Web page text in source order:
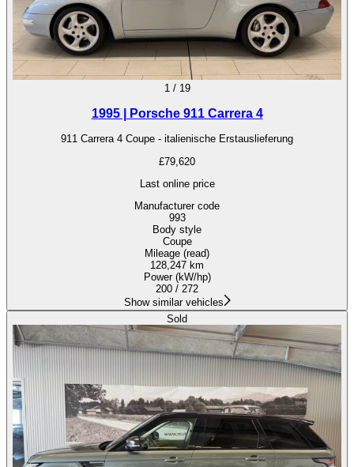
1/ 19
1995 | Porsche 911 Carrera 4
911 Carrera 4 Coupe - italienische Erstauslieferung
£79,620
Last online price
Manufacturer code
993
Body style
Coupe
Mileage (read)
128,247 km
Power (kW/hp)
200 / 272
Show similar vehicles
Sold